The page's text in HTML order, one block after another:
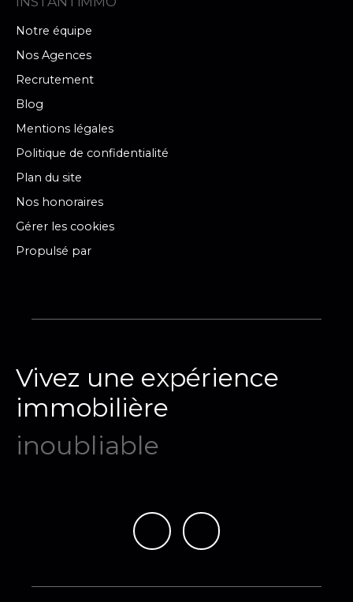
Notre équipe
Nos Agences
Recrutement
Blog
Mentions légales
Politique de confidentialité
Plan du site
Nos honoraires
Gérer les cookies
Propulsé par
Vivez une expérience
immobilière
mémo|